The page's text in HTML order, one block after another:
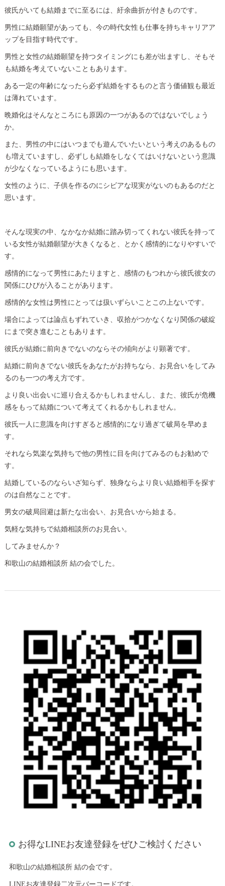
彼氏がいても結婚までに至るには、紆余曲折が付きものです。
男性に結婚願望があっても、今の時代女性も仕事を持ちキャリアア
ップを目指す時代です。
男性と女性の結婚願望を持つタイミングにも差が出ますし、そもそ
も結婚を考えていないこともあります。
ある一定の年齢になったら必ず結婚をするものと言う価値観も最近
は薄れています。
晩婚化はそんなところにも原因の一つがあるのではないでしょう
か。
また、男性の中にはいつまでも遊んでいたいという考えのあるもの
も増えていますし、必ずしも結婚をしなくてはいけないという意識
が少なくなっているようにも思います。
女性のように、子供を作るのにシビアな現実がないのもあるのだと
思います。
そんな現実の中、なかなか結婚に踏み切ってくれない彼氏を持って
いる女性が結婚願望が大きくなると、とかく感情的になりやすいで
す。
感情的になって男性にあたりますと、感情のもつれから彼氏彼女の
関係にひびが入ることがあります。
感情的な女性は男性にとっては扱いずらいことこの上ないです。
場合によっては論点もずれていき、収拾がつかなくなり関係の破綻
にまで突き進むこともあります。
彼氏が結婚に前向きでないのならその傾向がより顕著です。
結婚に前向きでない彼氏をあなたがお持ちなら、お見合いをしてみ
るのも一つの考え方です。
より良い出会いに巡り合えるかもしれませんし、また、彼氏が危機
感をもって結婚について考えてくれるかもしれません。
彼氏一人に意識を向けすぎると感情的になり過ぎて破局を早めま
す。
それなら気楽な気持ちで他の男性に目を向けてみるのもお勧めで
す。
結婚しているのならいざ知らず、独身ならより良い結婚相手を探す
のは自然なことです。
男女の破局回避は新たな出会い、お見合いから始まる。
気軽な気持ちで結婚相談所のお見合い。
してみませんか？
和歌山の結婚相談所 結の会でした。
お得なLINEお友達登録をぜひご検討ください
和歌山の結婚相談所 結の会です。
LINEお友達登録二次元バーコードです。